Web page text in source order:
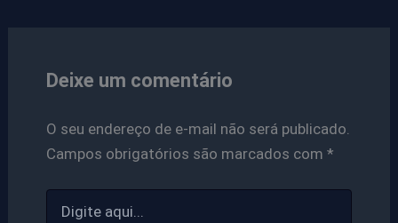
Deixe um comentário
O seu endereço de e-mail não será publicado.
Campos obrigatórios são marcados com *
aqui...